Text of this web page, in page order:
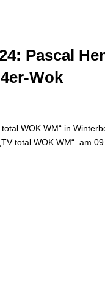
Pascal
Wok
total WOK WM“ in
total WOK WM“ am